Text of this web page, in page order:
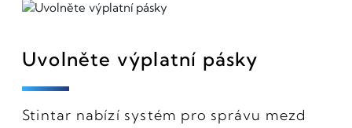
Uvolněte výplatní pásky
Stintar nabízí systém pro správu mezd